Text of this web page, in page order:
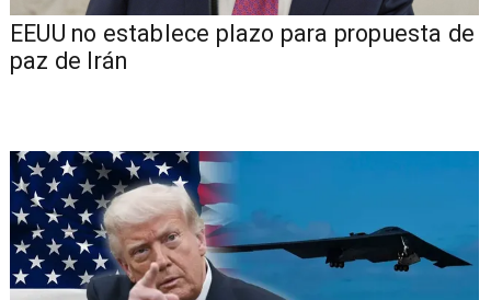
EEUU no establece plazo para propuesta de
paz de Irán